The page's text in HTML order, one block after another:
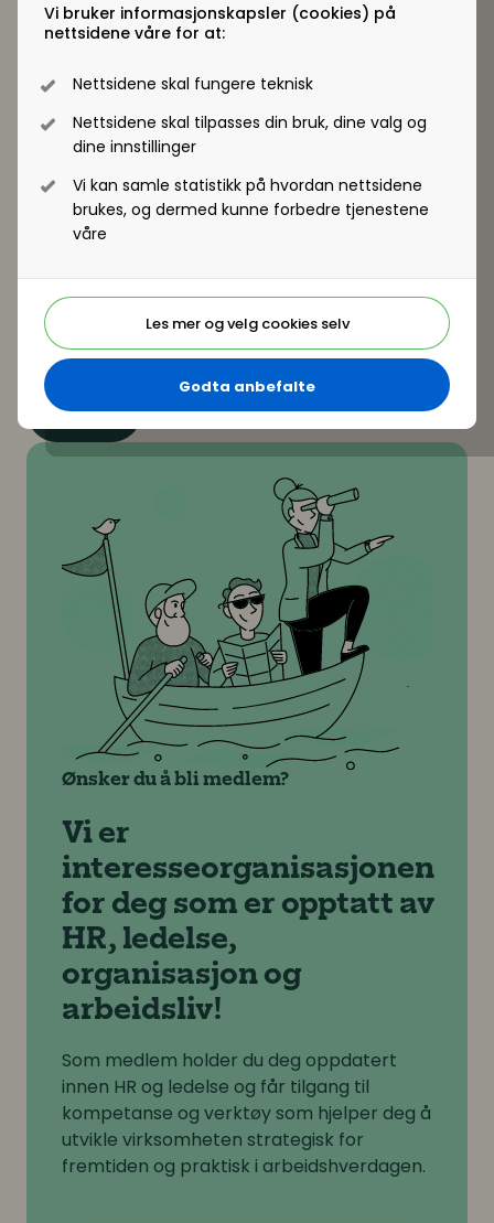
Vi bruker informasjonskapsler (cookies) på
nettsidene våre for at:
Nettsidene skal fungere teknisk
Nettsidene skal tilpasses din bruk, dine valg og
dine innstillinger
Vi kan samle statistikk på hvordan nettsidene
brukes, og dermed kunne forbedre tjenestene
våre
Les mer og velg cookies selv
Godta anbefalte
Lederutviklingskonferansen 2026 -
Digitalt
Digitalt
Meld meg på
Konferanse
Oslo
Fysisk
Meld meg på
Ønsker du å bli medlem?
Vi er
interesseorganisasjonen
for deg som er opptatt av
HR, ledelse,
organisasjon og
arbeidsliv!
Som medlem holder du deg oppdatert
innen HR og ledelse og får tilgang til
kompetanse og verktøy som hjelper deg å
utvikle virksomheten strategisk for
fremtiden og praktisk i arbeidshverdagen.